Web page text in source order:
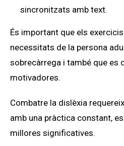
sincronitzats amb text.
És important que els
necessitats de la persona
sobrecàrrega i també que es
motivadores.
Combatre la dislèxia
amb una pràctica constant,
millores significatives.